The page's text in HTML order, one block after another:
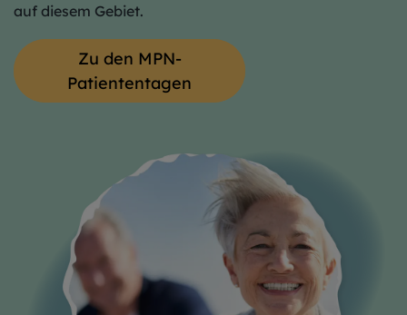
auf diesem Gebiet.
Zu den MPN-
Patiententagen